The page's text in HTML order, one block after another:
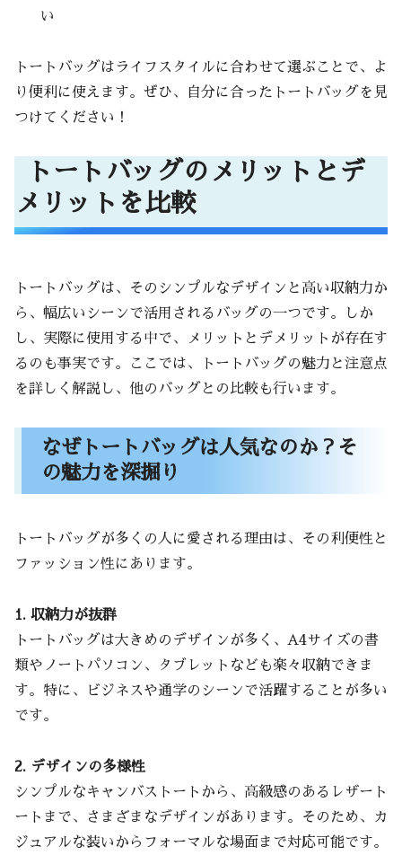
い
トートバッグはライフスタイルに合わせて選ぶことで、よ
り便利に使えます。ぜひ、自分に合ったトートバッグを見
つけてください！
トートバッグのメリットとデ
メリットを比較
トートバッグは、そのシンプルなデザインと高い収納力か
ら、幅広いシーンで活用されるバッグの一つです。しか
し、実際に使用する中で、メリットとデメリットが存在す
るのも事実です。ここでは、トートバッグの魅力と注意点
を詳しく解説し、他のバッグとの比較も行います。
なぜトートバッグは人気なのか？そ
の魅力を深掘り
トートバッグが多くの人に愛される理由は、その利便性と
ファッション性にあります。
1. 収納力が抜群
トートバッグは大きめのデザインが多く、A4サイズの書
類やノートパソコン、タブレットなども楽々収納できま
す。特に、ビジネスや通学のシーンで活躍することが多い
です。
2. デザインの多様性
シンプルなキャンバストートから、高級感のあるレザート
ートまで、さまざまなデザインがあります。そのため、カ
ジュアルな装いからフォーマルな場面まで対応可能です。